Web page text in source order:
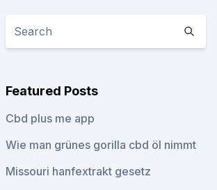
Featured Posts
Cbd plus me app
Wie man grünes gorilla cbd öl nimmt
Missouri hanfextrakt gesetz